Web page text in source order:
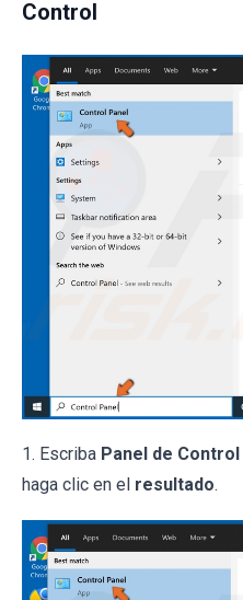
Control
1. Escriba Panel de Control
haga clic en el resultado.